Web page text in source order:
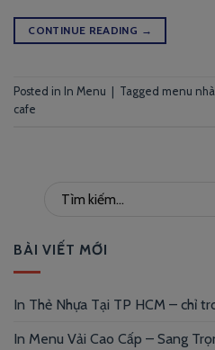
CONTINUE READING →
Posted in In Menu Tagged menu
cafe
BÀI VIẾT MỚI
In Thẻ Nhựa Tại TP HCM – chỉ
In Menu Vải Cao Cấp – Sang